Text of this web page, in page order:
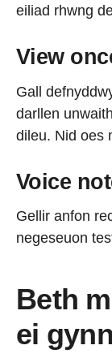
eiliad rhwng
View
Gall
darllen
dileu. Nid oes
Voice
Gellir anfon
negeseuon
Beth
ei